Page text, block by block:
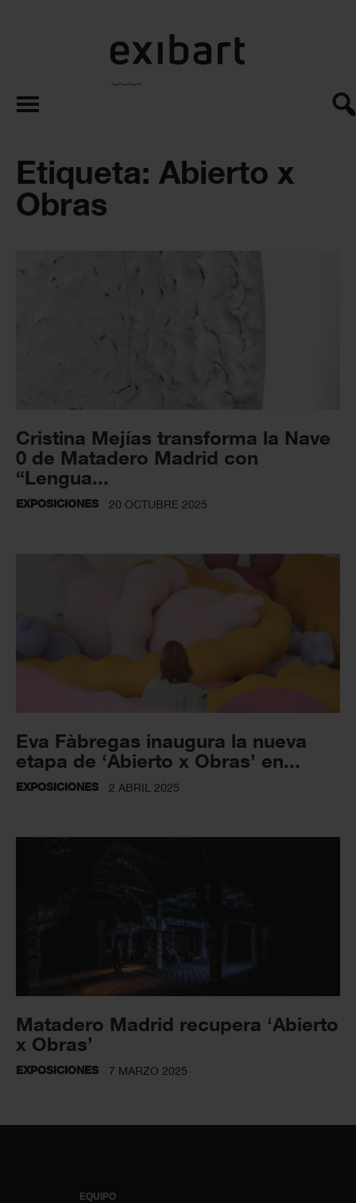
exibart.es
Etiqueta: Abierto x
Obras
Cristina Mejías transforma la Nave
0 de Matadero Madrid con
“Lengua...
EXPOSICIONES 20 OCTUBRE 2025
Eva Fàbregas inaugura la nueva
etapa de ‘Abierto x Obras’ en...
EXPOSICIONES 2 ABRIL 2025
Matadero Madrid recupera ‘Abierto
x Obras’
EXPOSICIONES 7 MARZO 2025
EQUIPO